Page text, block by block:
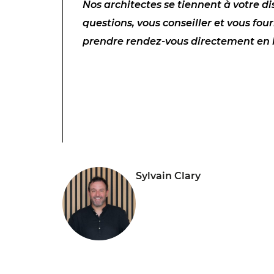
Nos architectes se tiennent à votre
questions, vous conseiller et vous
prendre rendez-vous directement
Sylvain Clary